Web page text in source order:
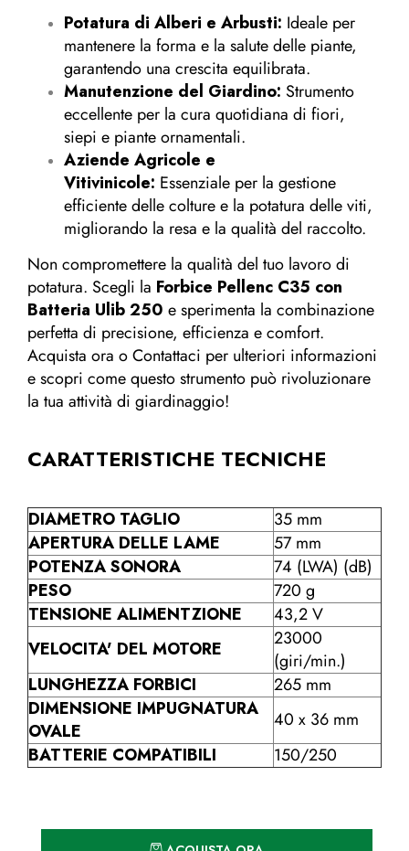
Potatura di Alberi e Arbusti: Ideale per
mantenere la forma e la salute delle piante,
garantendo una crescita equilibrata.
Manutenzione del Giardino: Strumento
eccellente per la cura quotidiana di fiori,
siepi e piante ornamentali.
Aziende Agricole e
Vitivinicole: Essenziale per la gestione
efficiente delle colture e la potatura delle viti,
migliorando la resa e la qualità del raccolto.
Non compromettere la qualità del tuo lavoro di
potatura. Scegli la Forbice Pellenc C35 con
Batteria Ulib 250 e sperimenta la combinazione
perfetta di precisione, efficienza e comfort.
Acquista ora o Contattaci per ulteriori informazioni
e scopri come questo strumento può rivoluzionare
la tua attività di giardinaggio!
CARATTERISTICHE TECNICHE
DIAMETRO TAGLIO
35 mm
APERTURA DELLE LAME
57 mm
POTENZA SONORA
74 (LWA) (dB)
PESO
720 g
TENSIONE ALIMENTZIONE
43,2 V
VELOCITA' DEL MOTORE
23000
(giri/min.)
LUNGHEZZA FORBICI
265 mm
DIMENSIONE IMPUGNATURA
OVALE
40 x 36 mm
BATTERIE COMPATIBILI
150/250